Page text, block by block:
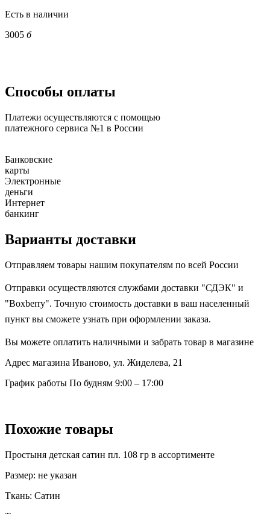
Есть в наличии
3005 б
Способы оплаты
Платежи осуществляются с помощью
платежного сервиса №1 в России
Банковские
карты
Электронные
деньги
Интернет
банкинг
Варианты доставки
Отправляем товары нашим покупателям по всей России
Отправки осуществляются службами доставки "СДЭК" и
"Boxberry". Точную стоимость доставки в ваш населенный
пункт вы сможете узнать при оформлении заказа.
Вы можете оплатить наличными и забрать товар в магазине
Адрес магазина Иваново, ул. Жиделева, 21
График работы По будням 9:00 – 17:00
Похожие товары
Простыня детская сатин пл. 108 гр в ассортименте
Размер: не указан
Ткань: Сатин